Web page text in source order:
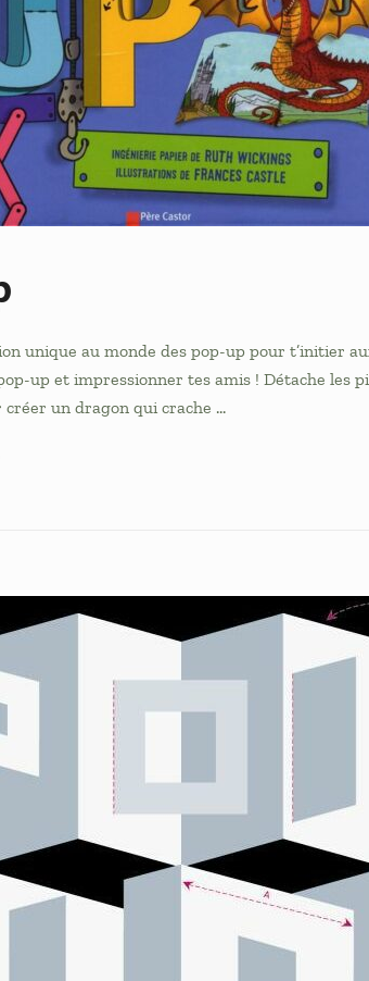
unique au monde des pop-up pour t’initier
up et impressionner tes amis ! Détache les
créer un dragon qui crache …